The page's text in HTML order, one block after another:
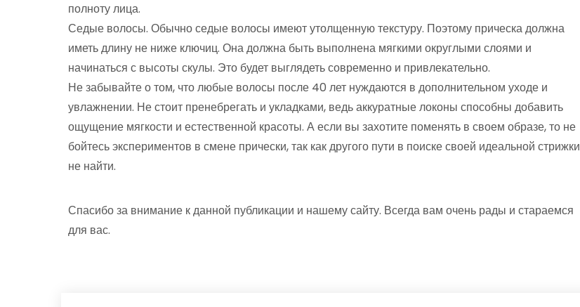
полноту лица.
Седые волосы. Обычно седые волосы имеют утолщенную текстуру. Поэтому прическа должна
иметь длину не ниже ключиц. Она должна быть выполнена мягкими округлыми слоями и
начинаться с высоты скулы. Это будет выглядеть современно и привлекательно.
Не забывайте о том, что любые волосы после 40 лет нуждаются в дополнительном уходе и
увлажнении. Не стоит пренебрегать и укладками, ведь аккуратные локоны способны добавить
ощущение мягкости и естественной красоты. А если вы захотите поменять в своем образе, то не
бойтесь экспериментов в смене прически, так как другого пути в поиске своей идеальной стрижки
не найти.
Спасибо за внимание к данной публикации и нашему сайту. Всегда вам очень рады и стараемся
для вас.